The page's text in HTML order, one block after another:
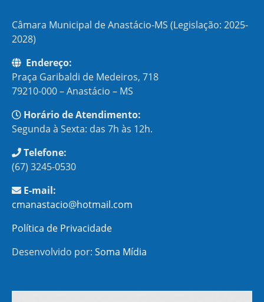
Câmara Municipal de Anastácio-MS (Legislação: 2025-
2028)
Endereço:
Praça Garibaldi de Medeiros, 718
79210-000 – Anastácio – MS
Horário de Atendimento:
Segunda à Sexta: das 7h às 12h.
Telefone:
(67) 3245-0530
E-mail:
cmanastacio@hotmail.com
Política de Privacidade
Desenvolvido por: Soma Mídia